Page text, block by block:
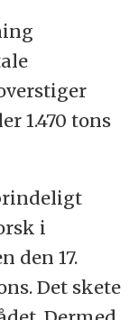
1.470 tons
i
den 17.
Det skete